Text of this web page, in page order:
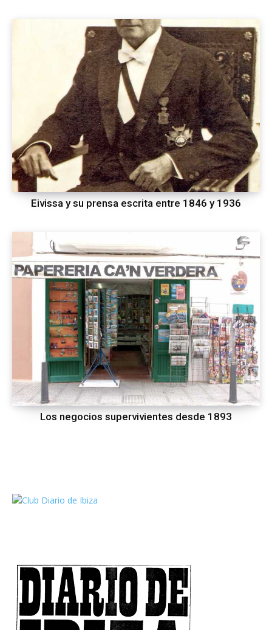
Eivissa y su prensa escrita entre 1846 y 1936
Los negocios supervivientes desde 1893